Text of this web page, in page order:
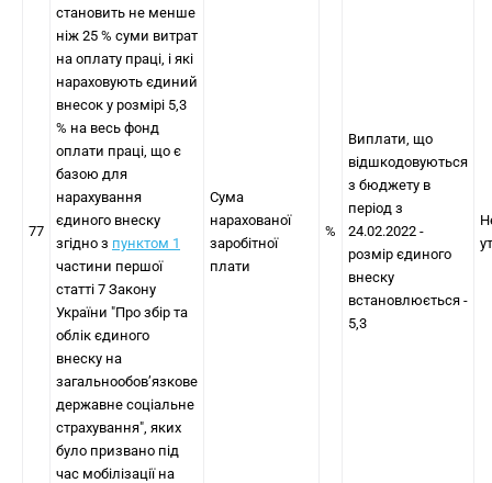
77
становить не менше
ніж 25 % суми витрат
на оплату праці, і які
нараховують єдиний
внесок у розмірі 5,3
% на весь фонд
оплати праці, що є
базою для
нарахування
єдиного внеску
згідно з пунктом 1
частини першої
статті 7 Закону
України "Про збір та
облік єдиного
внеску на
загальнообов’язкове
державне соціальне
страхування", яких
було призвано під
час мобілізації на
Сума
нарахованої
заробітної
плати
%
Виплати, що
відшкодовуються
з бюджету в
період з
24.02.2022 -
розмір єдиного
внеску
встановлюється -
5,3